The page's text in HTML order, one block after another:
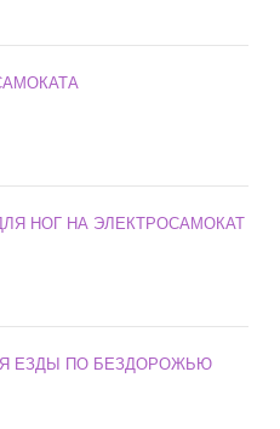
НОГ НА ЭЛЕКТРОСАМОКАТ
ЕЗДЫ ПО БЕЗДОРОЖЬЮ